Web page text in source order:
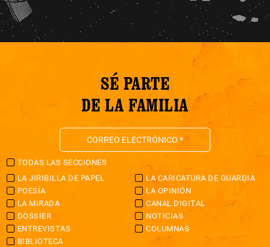
SÉ PARTE
DE LA FAMILIA
TODAS LAS SECCIONES
LA JIRIBILLA DE PAPEL
LA CARICATURA DE GUARDIA
POESÍA
LA OPINIÓN
LA MIRADA
CANAL DIGITAL
DOSSIER
NOTICIAS
ENTREVISTAS
COLUMNAS
BIBLIOTECA